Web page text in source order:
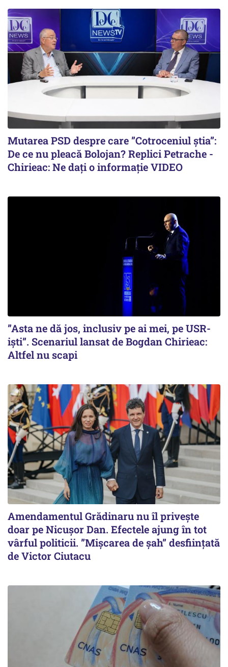
Mutarea PSD despre care ”Cotroceniul știa”:
De ce nu pleacă Bolojan? Replici Petrache -
Chirieac: Ne dați o informație VIDEO
”Asta ne dă jos, inclusiv pe ai mei, pe USR-
iști”. Scenariul lansat de Bogdan Chirieac:
Altfel nu scapi
Amendamentul Grădinaru nu îl privește
doar pe Nicușor Dan. Efectele ajung în tot
vârful politicii. ”Mișcarea de șah” desființată
de Victor Ciutacu